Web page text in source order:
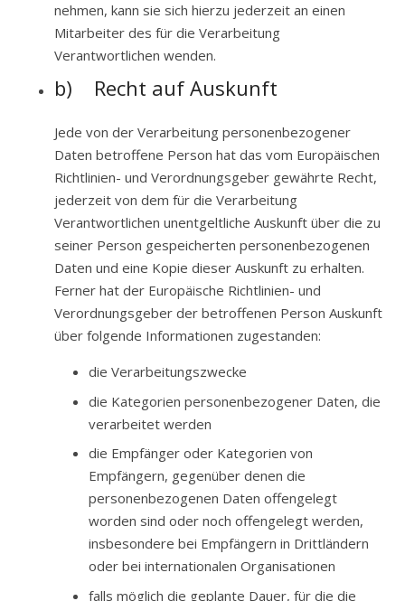
nehmen, kann sie sich hierzu jederzeit an einen
Mitarbeiter des für die Verarbeitung
Verantwortlichen wenden.
b) Recht auf Auskunft
Jede von der Verarbeitung personenbezogener
Daten betroffene Person hat das vom Europäischen
Richtlinien- und Verordnungsgeber gewährte Recht,
jederzeit von dem für die Verarbeitung
Verantwortlichen unentgeltliche Auskunft über die zu
seiner Person gespeicherten personenbezogenen
Daten und eine Kopie dieser Auskunft zu erhalten.
Ferner hat der Europäische Richtlinien- und
Verordnungsgeber der betroffenen Person Auskunft
über folgende Informationen zugestanden:
die Verarbeitungszwecke
die Kategorien personenbezogener Daten, die
verarbeitet werden
die Empfänger oder Kategorien von
Empfängern, gegenüber denen die
personenbezogenen Daten offengelegt
worden sind oder noch offengelegt werden,
insbesondere bei Empfängern in Drittländern
oder bei internationalen Organisationen
falls möglich die geplante Dauer, für die die